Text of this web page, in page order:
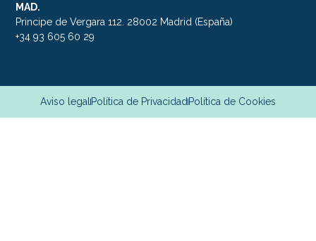
MAD.
Principe de Vergara 112. 28002 Madrid (España)
+34 93 605 60 29
Aviso legal Política de Privacidad Política de Cookies